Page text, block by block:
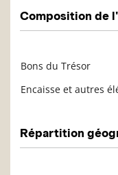
Composition de
Bons du Trésor
Encaisse et autres
Répartition